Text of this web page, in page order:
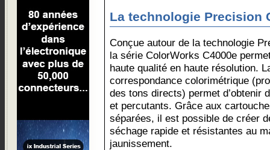
La technologie Precision
Conçue autour de la technologie
la série ColorWorks C4000e
haute qualité en haute résolution.
correspondance colorimétrique
des tons directs) permet d’obtenir
et percutants. Grâce aux
séparées, il est possible de créer
séchage rapide et résistantes au
jaunissement.